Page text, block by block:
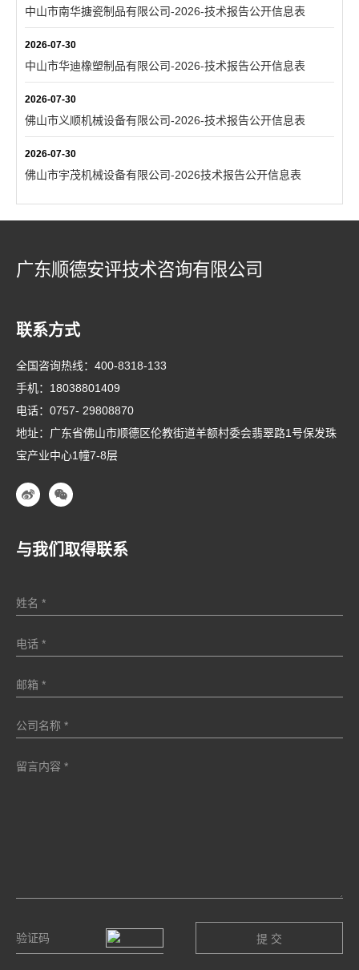
中山市南华搪瓷制品有限公司-2026-技术报告公开信息表
2026-07-30
中山市华迪橡塑制品有限公司-2026-技术报告公开信息表
2026-07-30
佛山市义顺机械设备有限公司-2026-技术报告公开信息表
2026-07-30
佛山市宇茂机械设备有限公司-2026技术报告公开信息表
广东顺德安评技术咨询有限公司
联系方式
全国咨询热线： 400-8318-133
手机： 18038801409
电话： 0757- 29808870
地址：广东省佛山市顺德区伦教街道羊额村委会翡翠路1号保发珠
宝产业中心1幢7-8层
与我们取得联系